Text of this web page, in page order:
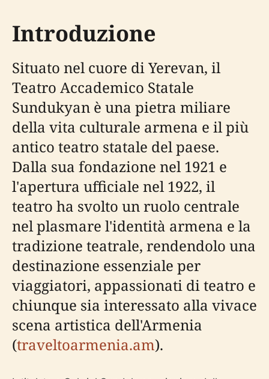
Introduzione
Situato nel cuore di Yerevan, il
Teatro Accademico Statale
Sundukyan è una pietra miliare
della vita culturale armena e il più
antico teatro statale del paese.
Dalla sua fondazione nel 1921 e
l'apertura ufficiale nel 1922, il
teatro ha svolto un ruolo centrale
nel plasmare l'identità armena e la
tradizione teatrale, rendendolo una
destinazione essenziale per
viaggiatori, appassionati di teatro e
chiunque sia interessato alla vivace
scena artistica dell'Armenia
(traveltoarmenia.am).